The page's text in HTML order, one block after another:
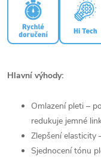
Hlavní výhody:
Omlazení pleti –
redukuje jemné
Zlepšení elasticity
Sjednocení tónu